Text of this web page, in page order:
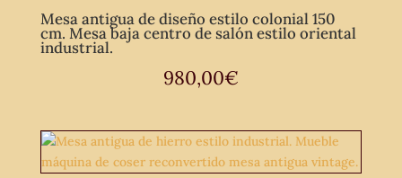
Mesa antigua de diseño estilo colonial 150
cm. Mesa baja centro de salón estilo oriental
industrial.
980,00€